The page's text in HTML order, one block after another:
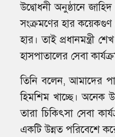
উদ্বোধনী অনুষ্ঠানে
সংক্রমণের হার কয়েকগুণ
হার। তাই প্রধানমন্ত্রী
হাসপাতালের সেবা
তিনি বলেন, আমাদের
হিমশিম খাচ্ছে। অনেক
তারা চিকিৎসা সেবা
একটি উন্নত পরিবেশে